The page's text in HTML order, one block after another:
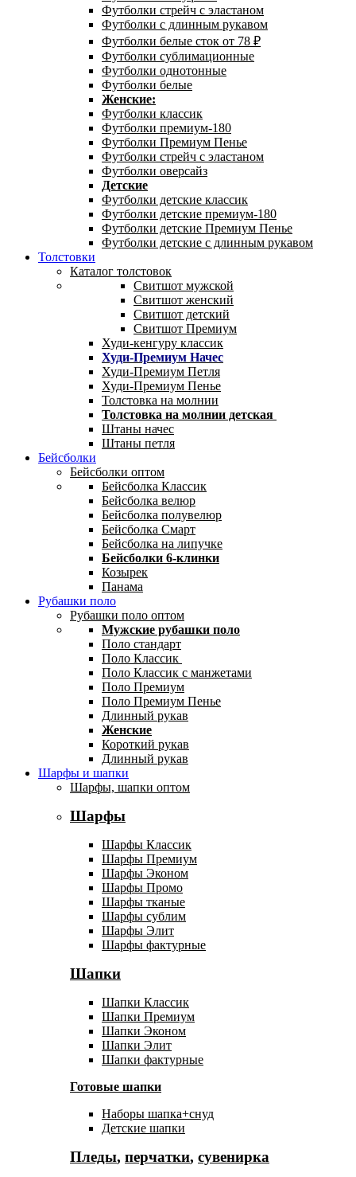
Футболки стрейч с эластаном
Футболки с длинным рукавом
Футболки белые сток от 78 ₽
Футболки сублимационные
Футболки однотонные
Футболки белые
Женские:
Футболки классик
Футболки премиум-180
Футболки Премиум Пенье
Футболки стрейч с эластаном
Футболки оверсайз
Детские
Футболки детские классик
Футболки детские премиум-180
Футболки детские Премиум Пенье
Футболки детские с длинным рукавом
Толстовки
Каталог толстовок
Свитшот мужской
Свитшот женский
Свитшот детский
Свитшот Премиум
Худи-кенгуру классик
Худи-Премиум Начес
Худи-Премиум Петля
Худи-Премиум Пенье
Толстовка на молнии
Толстовка на молнии детская
Штаны начес
Штаны петля
Бейсболки
Бейсболки оптом
Бейсболка Классик
Бейсболка велюр
Бейсболка полувелюр
Бейсболка Смарт
Бейсболка на липучке
Бейсболки 6-клинки
Козырек
Панама
Рубашки поло
Рубашки поло оптом
Мужские рубашки поло
Поло стандарт
Поло Классик
Поло Классик с манжетами
Поло Премиум
Поло Премиум Пенье
Длинный рукав
Женские
Короткий рукав
Длинный рукав
Шарфы и шапки
Шарфы, шапки оптом
Шарфы
Шарфы Классик
Шарфы Премиум
Шарфы Эконом
Шарфы Промо
Шарфы тканые
Шарфы сублим
Шарфы Элит
Шарфы фактурные
Шапки
Шапки Классик
Шапки Премиум
Шапки Эконом
Шапки Элит
Шапки фактурные
Готовые шапки
Наборы шапка+снуд
Детские шапки
Пледы, перчатки, сувенирка